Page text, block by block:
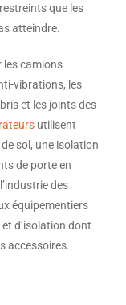
que les
atteindre.
les camions
vibrations, les
et les joints des
utilisent
sol, une isolation
de porte en
des
équipementiers
d’isolation dont
accessoires.